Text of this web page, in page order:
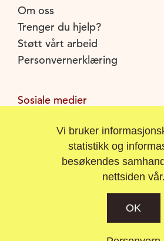
Vi bruker
statistikk og
besøkendes
nettsiden vår.
OK
Om oss
Trenger du hjelp?
Støtt vårt arbeid
Personvernerklæring
Sosiale medier
Instagram